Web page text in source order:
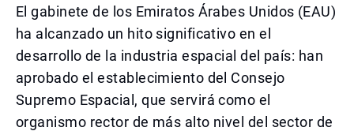
El gabinete de los Emiratos Árabes Unidos (EAU)
ha alcanzado un hito significativo en el
desarrollo de la industria espacial del país: han
aprobado el establecimiento del Consejo
Supremo Espacial, que servirá como el
organismo rector de más alto nivel del sector de